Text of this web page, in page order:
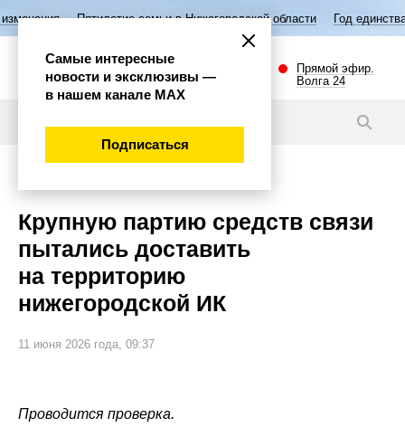
семьи в Нижегородской области Год единства народов
Прямой эфир.
Волга 24
Крупную партию средств связи
пытались доставить
на территорию
нижегородской ИК
11 июня 2026 года, 09:37
Проводится проверка.
Самые интересные
новости и эксклюзивы —
в нашем канале МАХ
Подписаться